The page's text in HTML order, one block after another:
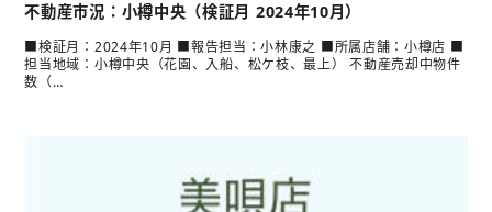
不動産市況：小樽中央（検証月 2024年10月）
■検証月：2024年10月 ■報告担当：小林康之 ■所属店舗：小樽店 ■
担当地域：小樽中央（花園、入船、松ケ枝、最上） 不動産売却中物件
数（…